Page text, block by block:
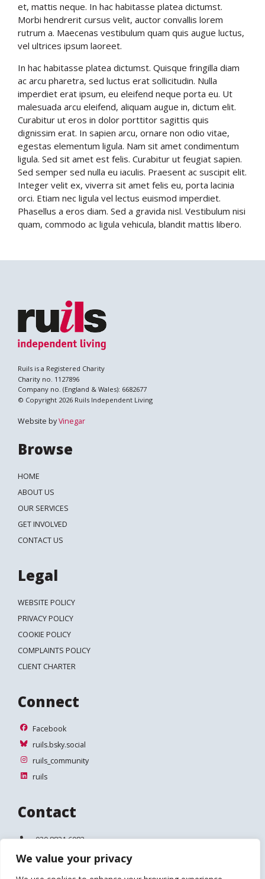
We value your privacy
et, mattis neque. In hac habitasse platea dictumst.
Morbi hendrerit cursus velit, auctor convallis lorem
rutrum a. Maecenas vestibulum quam quis augue luctus,
vel ultrices ipsum laoreet.
In hac habitasse platea dictumst. Quisque fringilla diam
ac arcu pharetra, sed luctus erat sollicitudin. Nulla
imperdiet erat ipsum, eu eleifend neque porta eu. Ut
malesuada arcu eleifend, aliquam augue in, dictum elit.
Curabitur ut eros in dolor porttitor sagittis quis
dignissim erat. In sapien arcu, ornare non odio vitae,
egestas elementum ligula. Nam sit amet condimentum
ligula. Sed sit amet est felis. Curabitur ut feugiat sapien.
Sed semper sed nulla eu iaculis. Praesent ac suscipit elit.
Integer velit ex, viverra sit amet felis eu, porta lacinia
orci. Etiam nec ligula vel lectus euismod imperdiet.
Phasellus a eros diam. Sed a gravida nisl. Vestibulum nisi
quam, commodo ac ligula vehicula, blandit mattis libero.
Ruils is a Registered Charity
Charity no. 1127896
Company no. (England & Wales): 6682677
© Copyright 2026 Ruils Independent Living
Website byVinegar
Browse
HOME
ABOUT US
OUR SERVICES
GET INVOLVED
CONTACT US
Legal
WEBSITE POLICY
PRIVACY POLICY
COOKIE POLICY
COMPLAINTS POLICY
CLIENT CHARTER
Connect
Facebook
Facebook
ruils.bsky.social
ruils.bsky.social
ruils_community
ruils_community
ruils
ruils
Contact
Telephone:
020 8831 6083
Email:
info@ruils.co.uk